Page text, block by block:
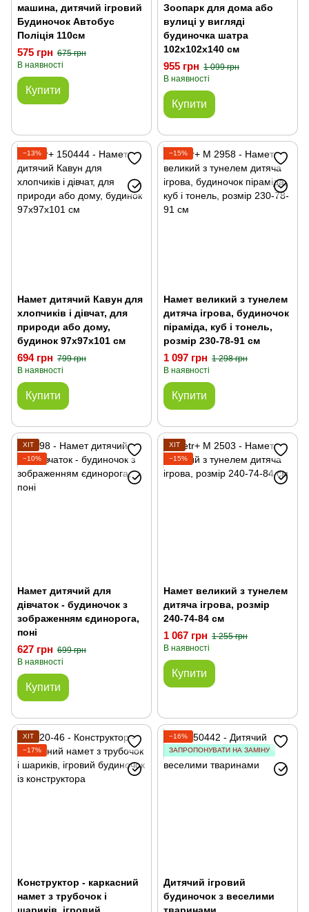
машина, дитячий ігровий
Будиночок Автобус
Поліція 110см
575 грн 675 грн
В наявності
Купити
Зоопарк для дома або
вулиці у вигляді
будиночка шатра
102х102х140 см
955 грн 1 099 грн
В наявності
Купити
−13%
Намет дитячий Кавун для
хлопчиків і дівчат, для
природи або дому,
будинок 97х97х101 см
694 грн 799 грн
В наявності
Купити
−15%
Намет великий з тунелем
дитяча ігрова, будиночок
піраміда, куб і тонель,
розмір 230-78-91 см
1 097 грн 1 298 грн
В наявності
Купити
ХІТ
−10%
Намет дитячий для
дівчаток - будиночок з
зображенням єдинорога,
поні
627 грн 699 грн
В наявності
Купити
ХІТ
−15%
Намет великий з тунелем
дитяча ігрова, розмір
240-74-84 см
1 067 грн 1 255 грн
В наявності
Купити
ХІТ
−17%
Конструктор - каркасний
намет з трубочок і
−16%
ЗАПРОПОНУВАТИ НА ЗАМІНУ
Дитячий ігровий
будиночок з веселими